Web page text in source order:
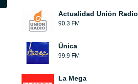
Actualidad Unión Radio
90.3 FM
Única
99.9 FM
La Mega